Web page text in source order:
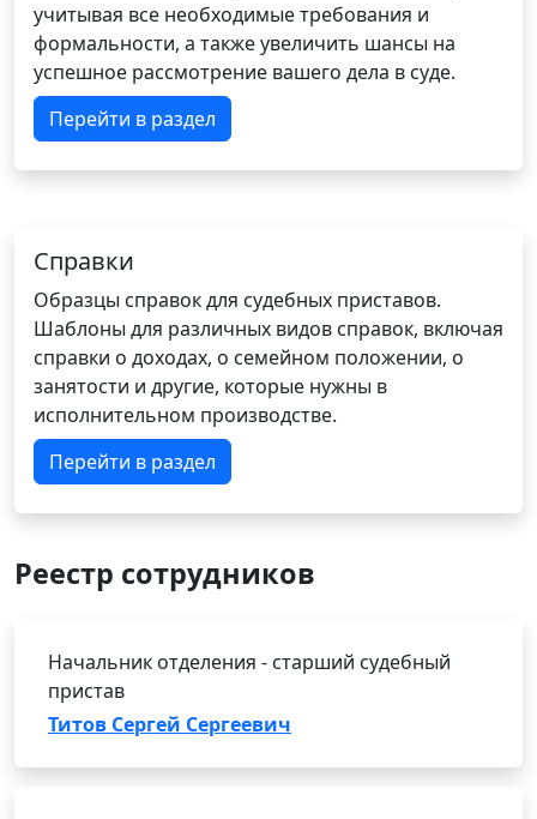
учитывая все необходимые требования и
формальности, а также увеличить шансы на
успешное рассмотрение вашего дела в суде.
Перейти в раздел
Справки
Образцы справок для судебных приставов.
Шаблоны для различных видов справок, включая
справки о доходах, о семейном положении, о
занятости и другие, которые нужны в
исполнительном производстве.
Перейти в раздел
Реестр сотрудников
Начальник отделения - старший судебный
пристав
Титов Сергей Сергеевич